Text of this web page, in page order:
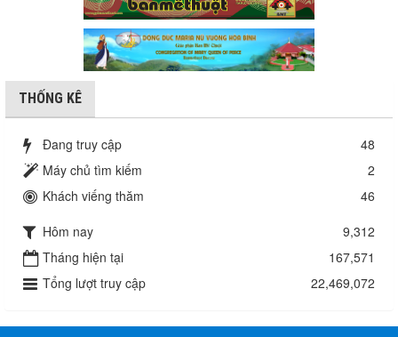
THỐNG KÊ
Đang truy cập
48
Máy chủ tìm kiếm
2
Khách viếng thăm
46
Hôm nay
9,312
Tháng hiện tại
167,571
Tổng lượt truy cập
22,469,072